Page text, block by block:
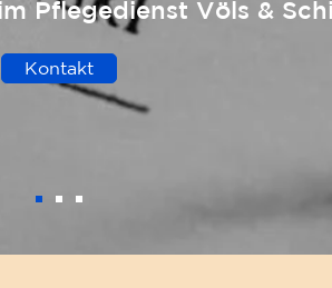
Pflegedienst Völs &
Kontakt